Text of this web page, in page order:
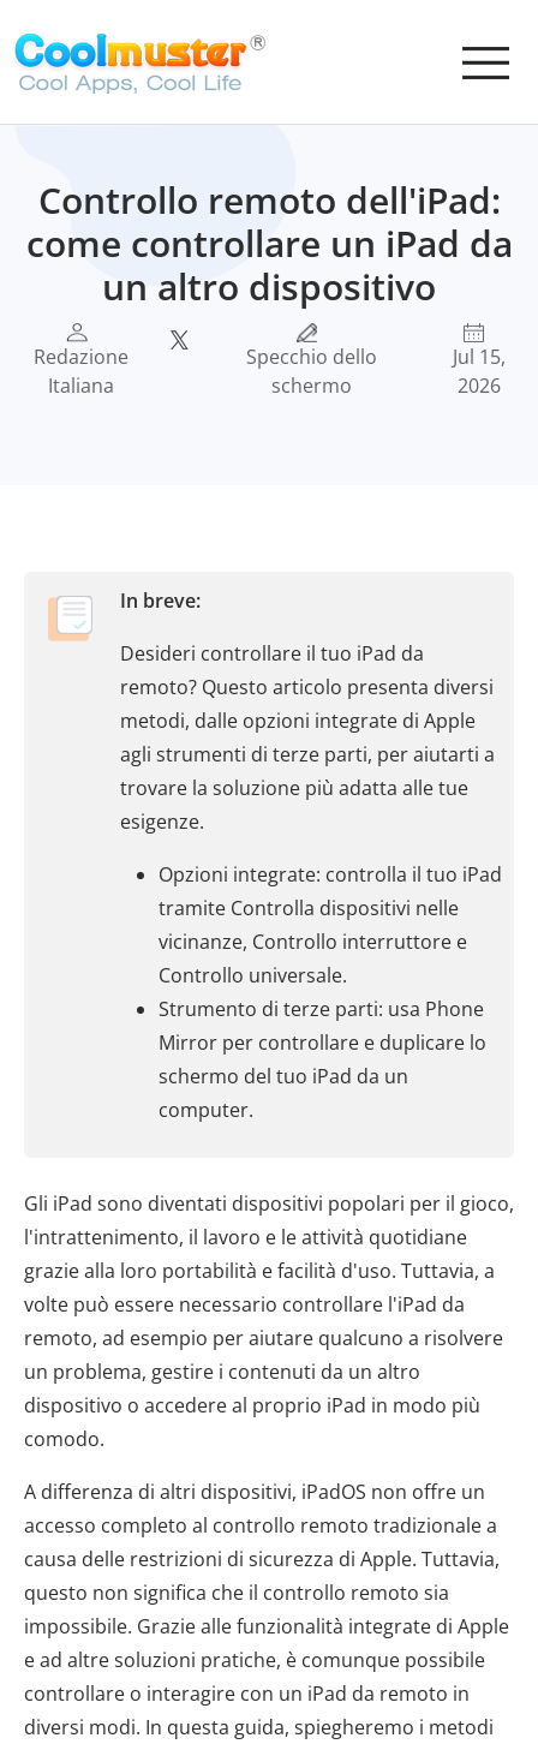
Controllo remoto dell'iPad:
come controllare un iPad da
un altro dispositivo
Redazione
Italiana
Specchio dello
schermo
Jul 15,
2026
In breve:
Desideri controllare il tuo iPad da
remoto? Questo articolo presenta diversi
metodi, dalle opzioni integrate di Apple
agli strumenti di terze parti, per aiutarti a
trovare la soluzione più adatta alle tue
esigenze.
Opzioni integrate: controlla il tuo iPad
tramite Controlla dispositivi nelle
vicinanze, Controllo interruttore e
Controllo universale.
Strumento di terze parti: usa Phone
Mirror per controllare e duplicare lo
schermo del tuo iPad da un
computer.
Gli iPad sono diventati dispositivi popolari per il gioco,
l'intrattenimento, il lavoro e le attività quotidiane
grazie alla loro portabilità e facilità d'uso. Tuttavia, a
volte può essere necessario controllare l'iPad da
remoto, ad esempio per aiutare qualcuno a risolvere
un problema, gestire i contenuti da un altro
dispositivo o accedere al proprio iPad in modo più
comodo.
A differenza di altri dispositivi, iPadOS non offre un
accesso completo al controllo remoto tradizionale a
causa delle restrizioni di sicurezza di Apple. Tuttavia,
questo non significa che il controllo remoto sia
impossibile. Grazie alle funzionalità integrate di Apple
e ad altre soluzioni pratiche, è comunque possibile
controllare o interagire con un iPad da remoto in
diversi modi. In questa guida, spiegheremo i metodi